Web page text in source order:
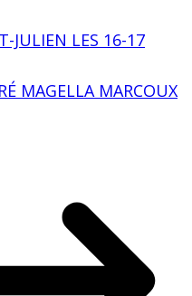
JULIEN LES 16-17
MAGELLA MARCOUX